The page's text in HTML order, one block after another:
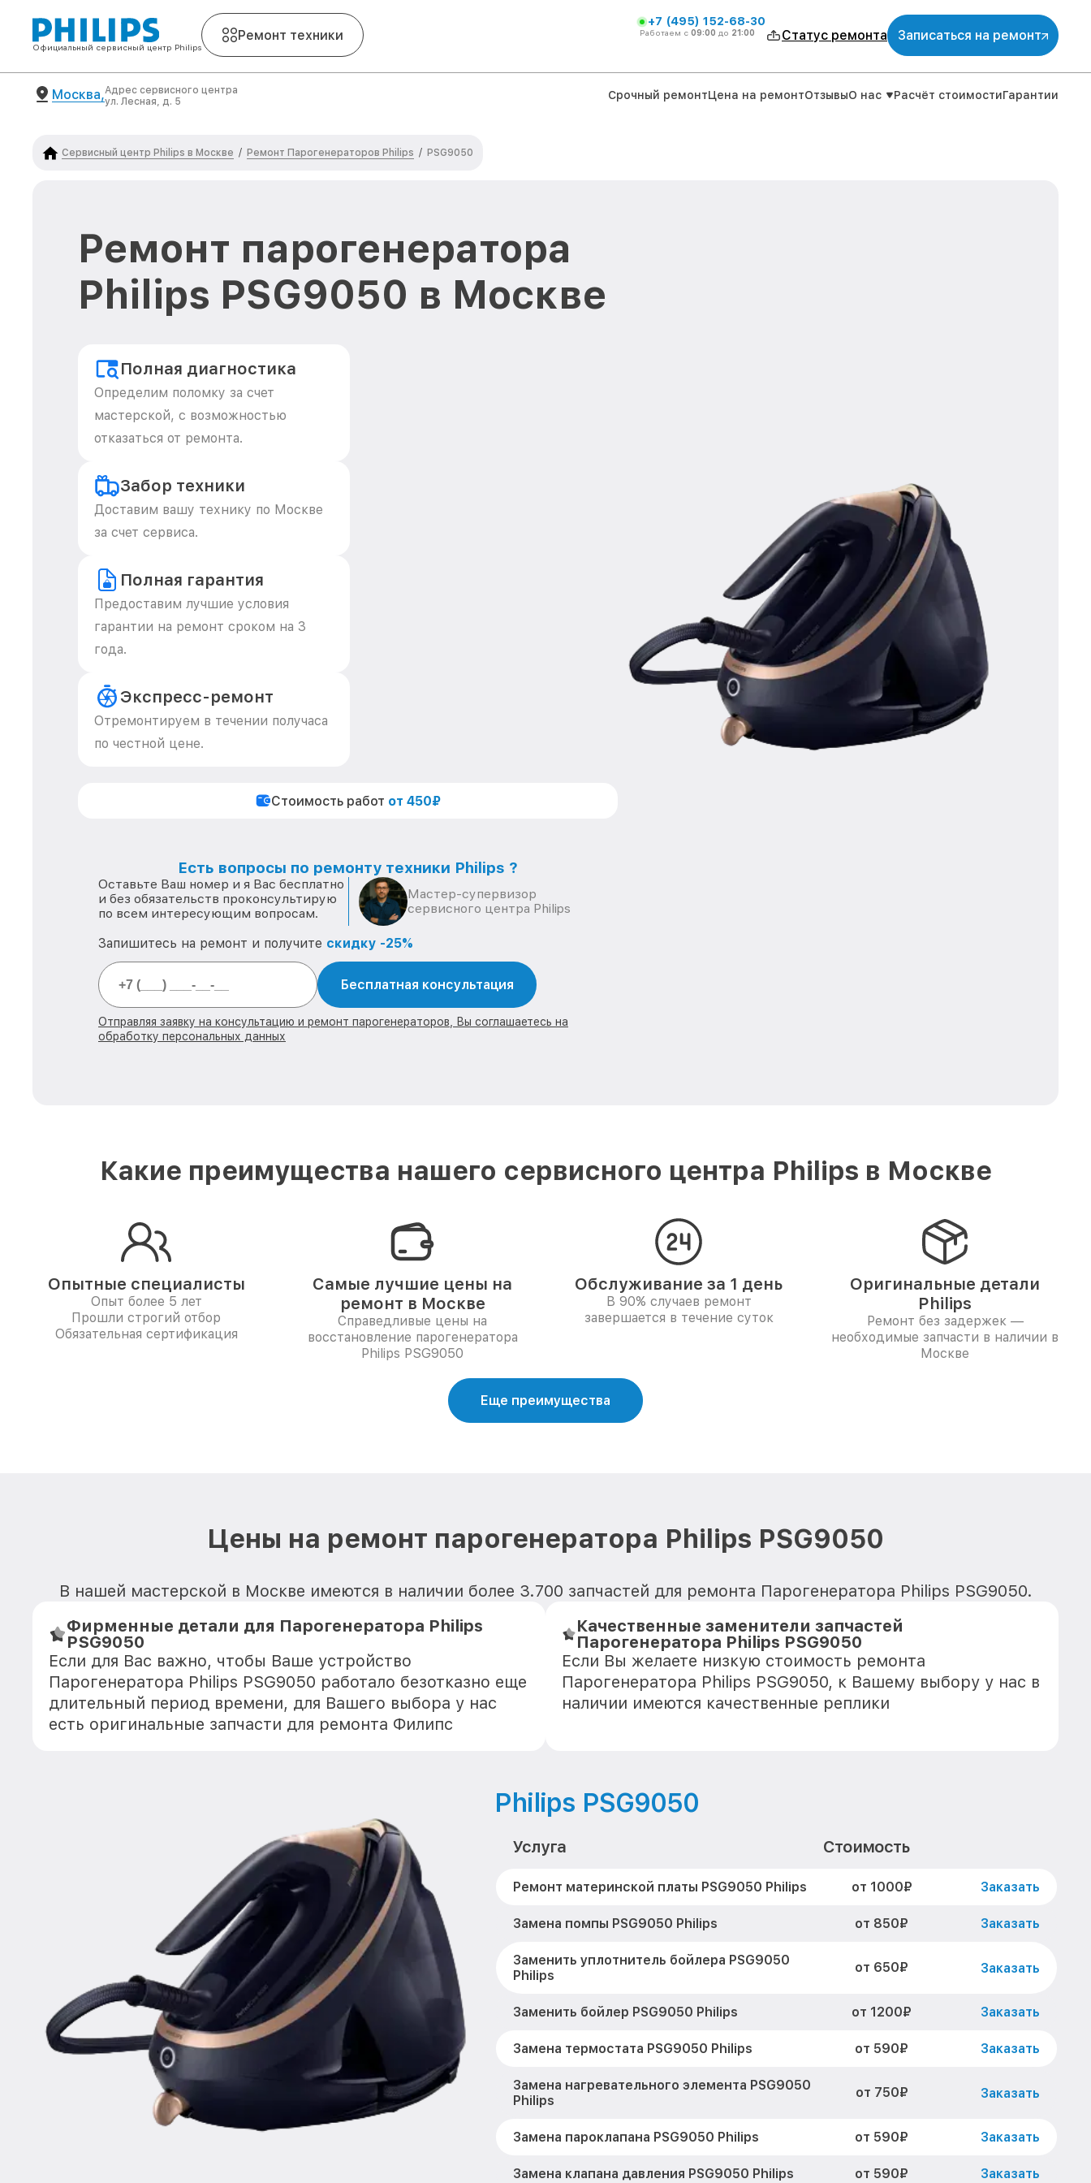
Официальный сервисный центр Philips
Ремонт техники
+7 (495) 152-68-30
Работаем с 09:00 до 21:00 Статус ремонта Записаться на ремонт
Москва,Адрес сервисного центра
ул. Лесная, д. 5
Срочный ремонтЦена на ремонтОтзывыО нас Расчёт стоимостиГарантии
Сервисный центр Philips в Москве / Ремонт Парогенераторов Philips / PSG9050
Ремонт парогенератора
Philips PSG9050 в Москве
Полная диагностика
Определим поломку за счет
мастерской, с возможностью
отказаться от ремонта.
Забор техники
Доставим вашу технику по Москве
за счет сервиса.
Полная гарантия
Предоставим лучшие условия
гарантии на ремонт сроком на 3
года.
Экспресс-ремонт
Отремонтируем в течении получаса
по честной цене.
Стоимость работ от 450₽
Есть вопросы по ремонту техники Philips ?
Оставьте Ваш номер и я Вас бесплатно
и без обязательств проконсультирую
по всем интересующим вопросам.
Мастер-супервизор
сервисного центра Philips
Запишитесь на ремонт и получите скидку -25%
Бесплатная консультация
Отправляя заявку на консультацию и ремонт парогенераторов, Вы соглашаетесь на
обработку персональных данных
Какие преимущества нашего сервисного центра Philips в Москве
Опытные специалисты
Опыт более 5 лет
Прошли строгий отбор
Обязательная сертификация
Самые лучшие цены на
ремонт в Москве
Справедливые цены на
восстановление парогенератора
Philips PSG9050
Обслуживание за 1 день
В 90% случаев ремонт
завершается в течение суток
Оригинальные детали
Philips
Ремонт без задержек —
необходимые запчасти в наличии в
Москве
Еще преимущества
Цены на ремонт парогенератора Philips PSG9050
В нашей мастерской в Москве имеются в наличии более 3.700 запчастей для ремонта Парогенератора Philips PSG9050.
Фирменные детали для Парогенератора Philips
PSG9050
Если для Вас важно, чтобы Ваше устройство
Парогенератора Philips PSG9050 работало безотказно еще
длительный период времени, для Вашего выбора у нас
есть оригинальные запчасти для ремонта Филипс
Качественные заменители запчастей
Парогенератора Philips PSG9050
Если Вы желаете низкую стоимость ремонта
Парогенератора Philips PSG9050, к Вашему выбору у нас в
наличии имеются качественные реплики
Philips PSG9050
Услуга Стоимость
Ремонт материнской платы PSG9050 Philips от 1000₽ Заказать
Замена помпы PSG9050 Philips от 850₽ Заказать
Заменить уплотнитель бойлера PSG9050
Philips
от 650₽ Заказать
Заменить бойлер PSG9050 Philips от 1200₽ Заказать
Замена термостата PSG9050 Philips от 590₽ Заказать
Замена нагревательного элемента PSG9050
Philips
от 750₽ Заказать
Замена пароклапана PSG9050 Philips от 590₽ Заказать
Замена клапана давления PSG9050 Philips от 590₽ Заказать